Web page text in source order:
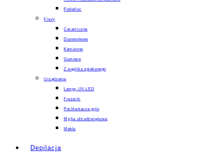
Pododisc
Frezy
Ceramiczne
Diamentowe
Kamienne
Gumowe
Z węglika spiekanego
Urządzenia
Lampy UV-LED
Frezarki
Pochlaniacze pyłu
Myjka ultradźwiękowa
Meble
Depilacja